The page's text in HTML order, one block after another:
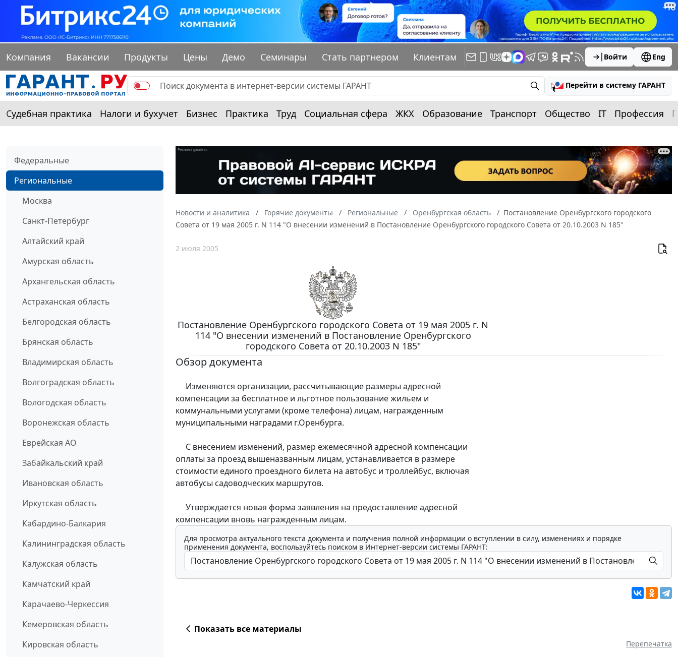
Компания Вакансии Продукты Цены Демо Семинары Стать партнером Клиентам Войти Eng
Перейти в систему ГАРАНТ
Судебная практика Налоги и бухучет Бизнес Практика Труд Социальная сфера ЖКХ Образование Транспорт Общество IT Профессия
Федеральные
Региональные
Москва
Санкт-Петербург
Алтайский край
Амурская область
Архангельская область
Астраханская область
Белгородская область
Брянская область
Владимирская область
Волгоградская область
Вологодская область
Воронежская область
Еврейская АО
Забайкальский край
Ивановская область
Иркутская область
Кабардино-Балкария
Калининградская область
Калужская область
Камчатский край
Карачаево-Черкессия
Кемеровская область
Кировская область
Новости и аналитика Горячие документы Региональные Оренбургская область
Постановление Оренбургского городского
Совета от 19 мая 2005 г. N 114 "О внесении изменений в Постановление Оренбургского городского Совета от 20.10.2003 N 185"
2 июля 2005
Постановление Оренбургского городского Совета от 19 мая 2005 г. N
114 "О внесении изменений в Постановление Оренбургского
городского Совета от 20.10.2003 N 185"
Обзор документа
Изменяются организации, рассчитывающие размеры адресной
компенсации за бесплатное и льготное пользование жильем и
коммунальными услугами (кроме телефона) лицам, награжденным
муниципальными наградами г.Оренбурга.
С внесением изменений, размер ежемесячной адресной компенсации
оплаты за проезд вышеназванным лицам, устанавливается в размере
стоимости единого проездного билета на автобус и троллейбус, включая
автобусы садоводческих маршрутов.
Утверждается новая форма заявления на предоставление адресной
компенсации вновь награжденным лицам.
Для просмотра актуального текста документа и получения полной информации о вступлении в силу, изменениях и порядке
применения документа, воспользуйтесь поиском в Интернет-версии системы ГАРАНТ:
Показать все материалы
Перепечатка